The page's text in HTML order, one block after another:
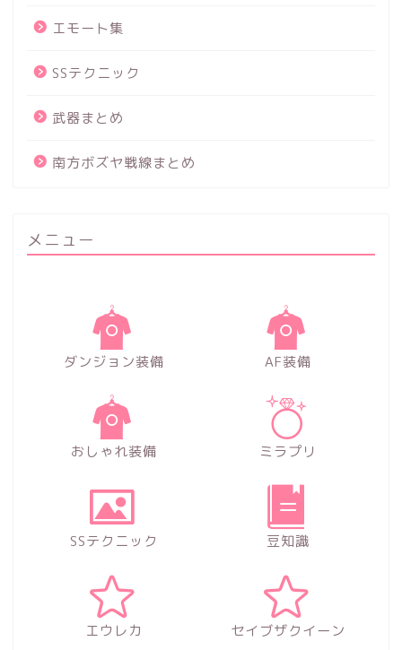
エモート集
SSテクニック
武器まとめ
南方ボズヤ戦線まとめ
メニュー
ダンジョン装備 AF装備
おしゃれ装備 ミラプリ
SSテクニック 豆知識
エウレカ セイブザクイーン